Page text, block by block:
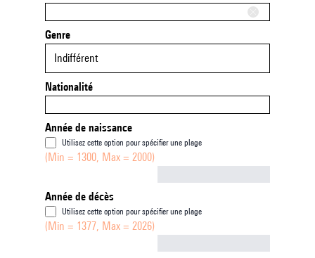
Genre
Indifférent
Nationalité
Année de naissance
Utilisez cette option pour spécifier une plage
(Min = 1300, Max = 2000)
Année de décès
Utilisez cette option pour spécifier une plage
(Min = 1377, Max = 2026)